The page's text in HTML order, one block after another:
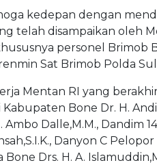
kedepan dengan
telah disampaikan oleh
personel Brimob
Sat Brimob Polda
Mentan RI yang
Bone Dr. H. Andi
Ambo Dalle,M.M., Dandim
Danyon C
Bone Drs. H. A.